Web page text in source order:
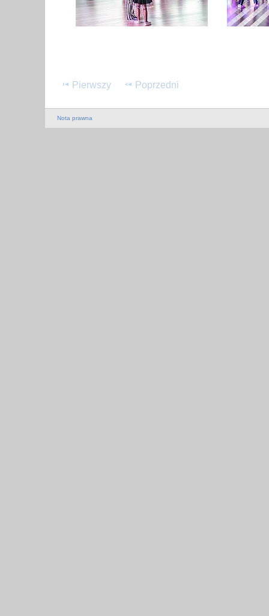
Pierwszy Poprzedni
Nota prawna